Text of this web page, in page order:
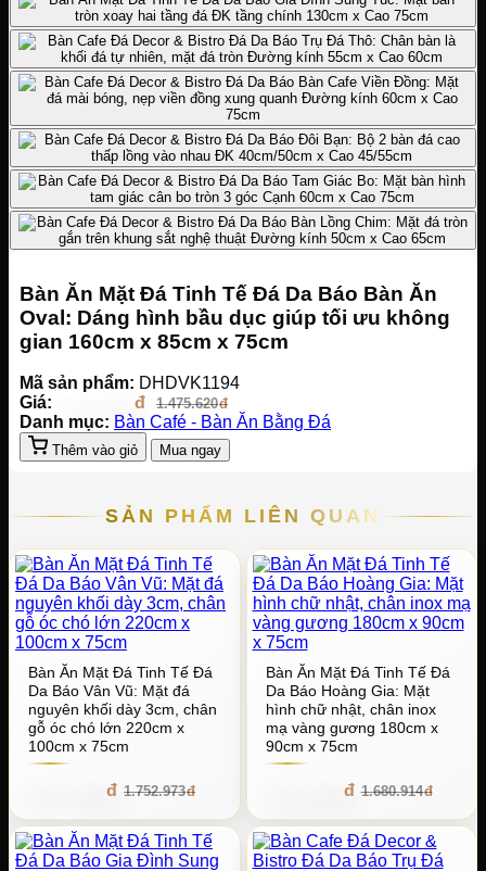
Bàn Ăn Mặt Đá Tinh Tế Đá Da Báo Bàn Ăn
Oval: Dáng hình bầu dục giúp tối ưu không
gian 160cm x 85cm x 75cm
Mã sản phẩm: DHDVK1194
Giá:
1.475.620
Danh mục: Bàn Café - Bàn Ăn Bằng Đá
Thêm vào giỏ Mua ngay
SẢN PHẨM LIÊN QUAN
Bàn Ăn Mặt Đá Tinh Tế Đá
Da Báo Vân Vũ: Mặt đá
nguyên khối dày 3cm, chân
gỗ óc chó lớn 220cm x
100cm x 75cm
1.752.973
Bàn Ăn Mặt Đá Tinh Tế Đá
Da Báo Hoàng Gia: Mặt
hình chữ nhật, chân inox
mạ vàng gương 180cm x
90cm x 75cm
1.680.914